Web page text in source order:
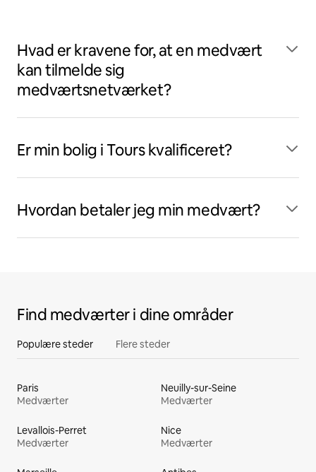
Hvad er kravene for, at en medvært
kan tilmelde sig
medværtsnetværket?
Er min bolig i Tours kvalificeret?
Hvordan betaler jeg min medvært?
Find medværter i dine områder
Populære steder Flere steder
Paris
Medværter
Neuilly-sur-Seine
Medværter
Levallois-Perret
Medværter
Nice
Medværter